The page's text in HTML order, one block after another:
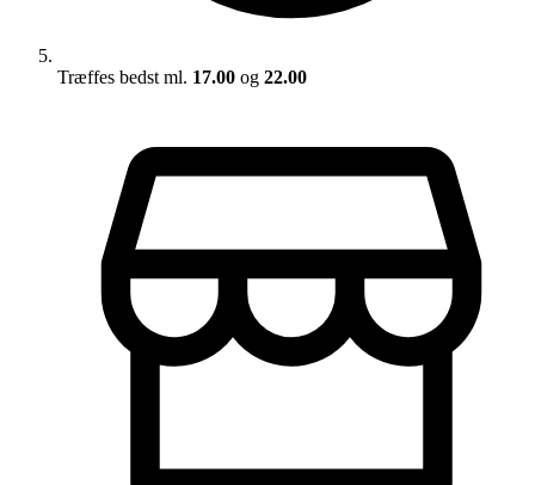
Træffes bedst ml. 17.00 og 22.00